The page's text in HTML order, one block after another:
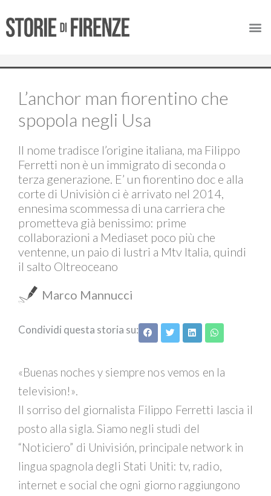
L’anchor man fiorentino che
spopola negli Usa
Il nome tradisce l’origine italiana, ma Filippo
Ferretti non è un immigrato di seconda o
terza generazione. E’ un fiorentino doc e alla
corte di Univisiòn ci è arrivato nel 2014,
ennesima scommessa di una carriera che
prometteva già benissimo: prime
collaborazioni a Mediaset poco più che
ventenne, un paio di lustri a Mtv Italia, quindi
il salto Oltreoceano
Marco Mannucci
Condividi questa storia su:
«Buenas noches y siempre nos vemos en la
television!».
Il sorriso del giornalista Filippo Ferretti lascia il
posto alla sigla. Siamo negli studi del
“Noticiero” di Univisión, principale network in
lingua spagnola degli Stati Uniti: tv, radio,
internet e social che ogni giorno raggiungono